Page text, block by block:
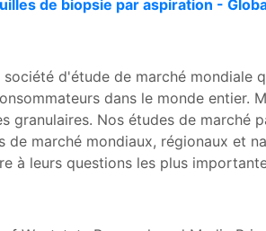
de biopsie par aspiration -
société d'étude de marché
dans le monde entier.
granulaires. Nos études de
de marché mondiaux, régionaux et
à leurs questions les plus